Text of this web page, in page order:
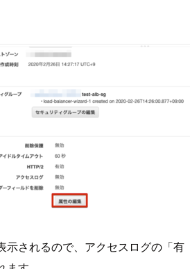
示されるので、アクセスログの「有